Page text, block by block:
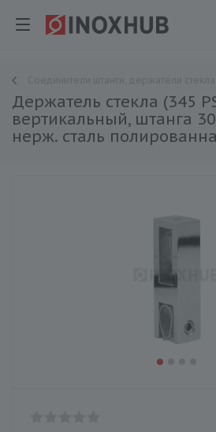
Держатель стекла (345
вертикальный, штанга
нерж. сталь